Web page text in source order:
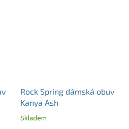
Rock Spring dámská obuv
Kanya Ash
Skladem